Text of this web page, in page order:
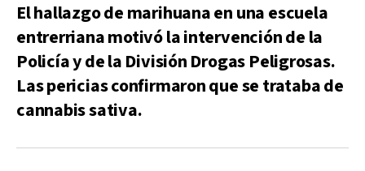
El hallazgo de marihuana en una escuela
entrerriana motivó la intervención de la
Policía y de la División Drogas Peligrosas.
Las pericias confirmaron que se trataba de
cannabis sativa.